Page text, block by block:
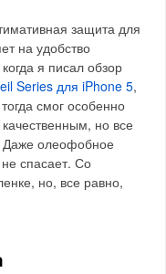
защита для
на удобство
я писал обзор
Series для iPhone 5,
смог особенно
но все
Даже олеофобное
спасает. Со
но, все равно,